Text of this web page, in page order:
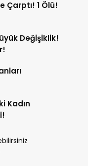
Çarptı! 1 Ölü!
Değişiklik!
Kadın